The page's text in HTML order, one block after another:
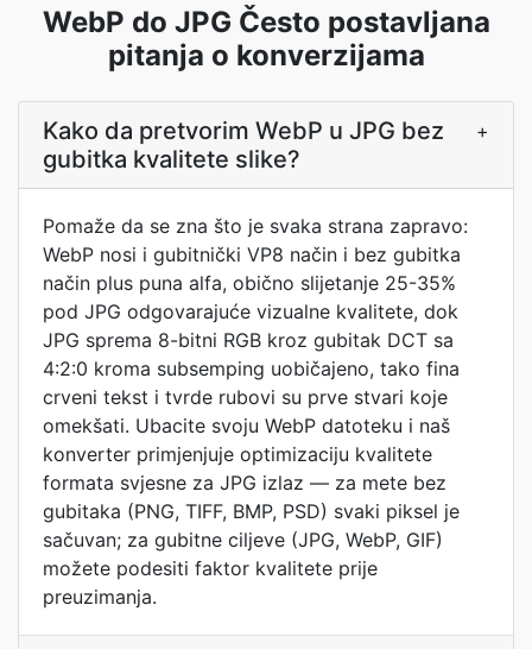
WebP do JPG Često postavljana
pitanja o konverzijama
Kako da pretvorim WebP u JPG bez
gubitka kvalitete slike?
+
Pomaže da se zna što je svaka strana zapravo:
WebP nosi i gubitnički VP8 način i bez gubitka
način plus puna alfa, obično slijetanje 25-35%
pod JPG odgovarajuće vizualne kvalitete, dok
JPG sprema 8-bitni RGB kroz gubitak DCT sa
4:2:0 kroma subsemping uobičajeno, tako fina
crveni tekst i tvrde rubovi su prve stvari koje
omekšati. Ubacite svoju WebP datoteku i naš
konverter primjenjuje optimizaciju kvalitete
formata svjesne za JPG izlaz — za mete bez
gubitaka (PNG, TIFF, BMP, PSD) svaki piksel je
sačuvan; za gubitne ciljeve (JPG, WebP, GIF)
možete podesiti faktor kvalitete prije
preuzimanja.